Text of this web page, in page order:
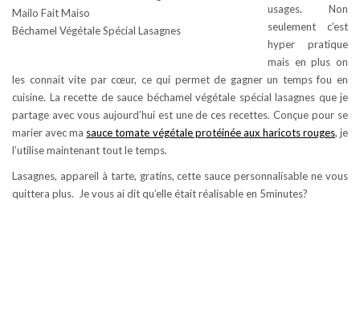
Béchamel Végétale Spécial Lasagnes
usages. Non
seulement c’est
hyper pratique
mais en plus on
les connait vite par cœur, ce qui permet de gagner un temps fou en
cuisine. La recette de sauce béchamel végétale spécial lasagnes que je
partage avec vous aujourd’hui est une de ces recettes. Conçue pour se
marier avec ma sauce tomate végétale protéinée aux haricots rouges, je
l’utilise maintenant tout le temps.
Lasagnes, appareil à tarte, gratins, cette sauce personnalisable ne vous
quittera plus. Je vous ai dit qu’elle était réalisable en 5minutes?